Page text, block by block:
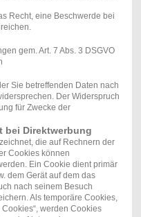
Recht, eine Beschwerde bei
gem. Art. 7 Abs. 3 DSGVO
Sie betreffenden Daten nach
Der Widerspruch
für Zwecke der
bei Direktwerbung
die auf Rechnern der
Cookies können
Ein Cookie dient primär
dem Gerät auf dem das
nach seinem Besuch
Als temporäre Cookies,
Cookies“, werden Cookies